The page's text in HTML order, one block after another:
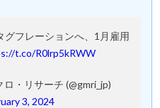
グフレーションへ、1月雇用
t.co/R0lrp5kRWW
・リサーチ (@gmri_jp)
3, 2024